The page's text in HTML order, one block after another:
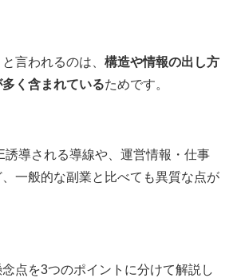
言われるのは、 構造や情報の出し方
く含まれているためです。
誘導される導線や、運営情報・仕事
一般的な副業と比べても異質な点が
点を3つのポイントに分けて解説し